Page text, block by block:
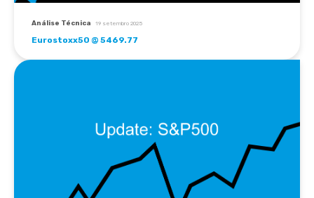
Análise Técnica 19 setembro 2025
Eurostoxx50 @ 5469.77